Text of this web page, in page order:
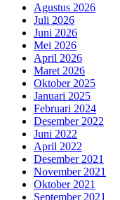
Agustus 2026
Juli 2026
Juni 2026
Mei 2026
April 2026
Maret 2026
Oktober 2025
Januari 2025
Februari 2024
Desember 2022
Juni 2022
April 2022
Desember 2021
November 2021
Oktober 2021
September 2021